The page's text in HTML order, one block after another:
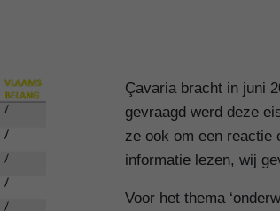
Çavaria bracht in juni
gevraagd werd deze
ze ook om een reactie
informatie lezen, wij
Voor het thema